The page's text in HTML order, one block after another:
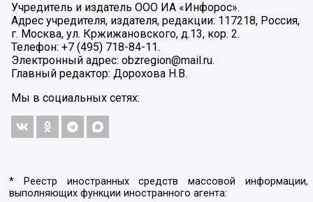
Учредитель и издатель ООО ИА «Инфорос».
Адрес учредителя, издателя, редакции: 117218, Россия,
г. Москва, ул. Кржижановского, д.13, кор. 2.
Телефон: +7 (495) 718-84-11.
Электронный адрес: obzregion@mail.ru.
Главный редактор: Дорохова Н.В.
Мы в социальных сетях:
* Реестр иностранных средств массовой информации,
выполняющих функции иностранного агента: